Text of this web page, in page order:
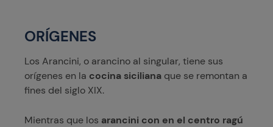
ORÍGENES
Los Arancini, o arancino al singular, tiene sus
orígenes en la cocina siciliana que se remontan a
fines del siglo XIX.
Mientras que los arancini con en el centro ragú